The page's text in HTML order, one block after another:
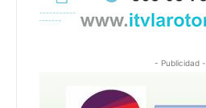
- Publicidad -